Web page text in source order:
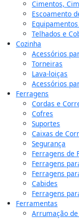
Cimentos,
Escoamento
Telhados e
Cozinha
Acessórios
Torneiras
Lava-loiças
Acessórios
Ferragens
Cordas e
Cofres
Suportes
Caixas de
Segurança
Ferragens de
Ferragens
Ferragens
Cabides
Ferragens
Ferramentas
Arrumação